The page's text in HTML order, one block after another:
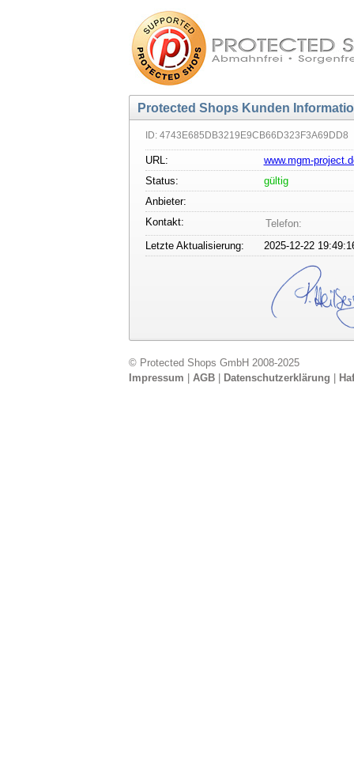
Protected Shops Kunden
ID: 4743E685DB3219E9CB66D323F3A69DD8
URL:
www.mgm-
Status:
gültig
Anbieter:
Kontakt:
Telefon:
Letzte Aktualisierung:
2025-12-22
© Protected Shops GmbH 2008-2025
Impressum
AGB Datenschutzerklärung